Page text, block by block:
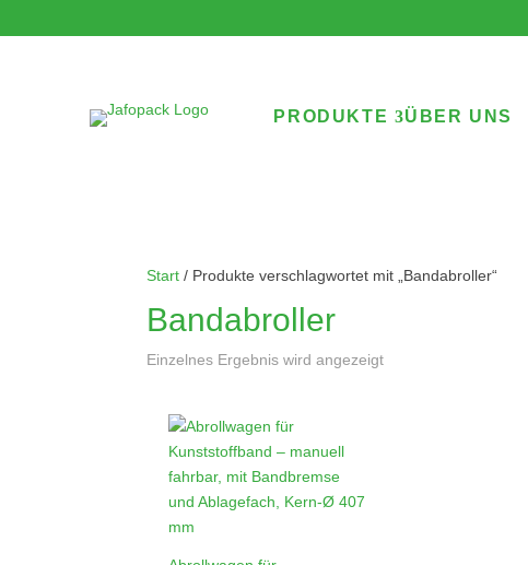
PRODUKTE ÜBER UNS
Start / Produkte verschlagwortet mit „Bandabroller“
Bandabroller
Einzelnes Ergebnis wird angezeigt